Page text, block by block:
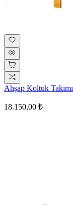
Ahşap Koltuk Takımı
18.150,00 ₺